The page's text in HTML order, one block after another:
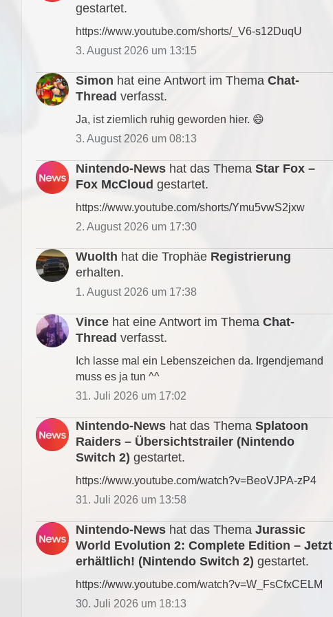
gestartet.
https://www.youtube.com/shorts/_V6-s12DuqU
3. August 2026 um 13:15
Simon hat eine Antwort im Thema Chat-
Thread verfasst.
Ja, ist ziemlich ruhig geworden hier. 😄
3. August 2026 um 08:13
Nintendo-News hat das Thema Star Fox –
Fox McCloud gestartet.
https://www.youtube.com/shorts/Ymu5vwS2jxw
2. August 2026 um 17:30
Wuolth hat die Trophäe Registrierung
erhalten.
1. August 2026 um 17:38
Vince hat eine Antwort im Thema Chat-
Thread verfasst.
Ich lasse mal ein Lebenszeichen da. Irgendjemand
muss es ja tun ^^
31. Juli 2026 um 17:02
Nintendo-News hat das Thema Splatoon
Raiders – Übersichtstrailer (Nintendo
Switch 2) gestartet.
https://www.youtube.com/watch?v=BeoVJPA-zP4
31. Juli 2026 um 13:58
Nintendo-News hat das Thema Jurassic
World Evolution 2: Complete Edition – Jetzt
erhältlich! (Nintendo Switch 2) gestartet.
https://www.youtube.com/watch?v=W_FsCfxCELM
30. Juli 2026 um 18:13